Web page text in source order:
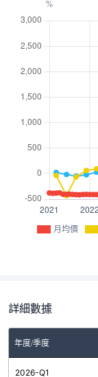
月均價
詳細數據
年度/季度
2026-Q1